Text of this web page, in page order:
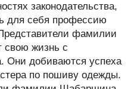
законодательства,
для себя профессию
фамилии
жизнь с
Они добиваются успеха
по пошиву одежды.